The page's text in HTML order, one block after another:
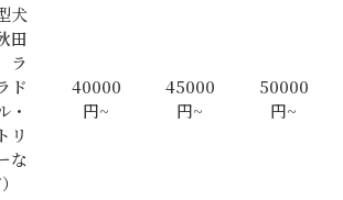
犬
田
ラ
ド
・
リ
な
40000
円~
45000
円~
50000
円~